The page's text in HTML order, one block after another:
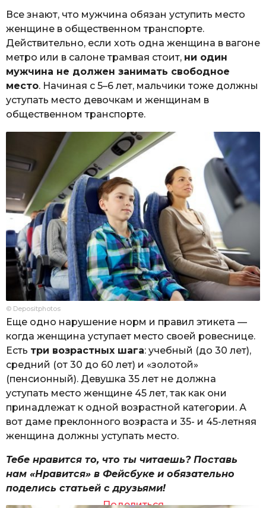
Все знают, что мужчина обязан уступить место
женщине в общественном транспорте.
Действительно, если хоть одна женщина в вагоне
метро или в салоне трамвая стоит, ни один
мужчина не должен занимать свободное
место. Начиная с 5–6 лет, мальчики тоже должны
уступать место девочкам и женщинам в
общественном транспорте.
© Depositphotos
Еще одно нарушение норм и правил этикета —
когда женщина уступает место своей ровеснице.
Есть три возрастных шага: учебный (до 30 лет),
средний (от 30 до 60 лет) и «золотой»
(пенсионный). Девушка 35 лет не должна
уступать место женщине 45 лет, так как они
принадлежат к одной возрастной категории. А
вот даме преклонного возраста и 35- и 45-летняя
женщина должны уступать место.
Тебе нравится то, что ты читаешь? Поставь
нам «Нравится» в Фейсбуке и обязательно
поделись статьей с друзьями!
Поделиться